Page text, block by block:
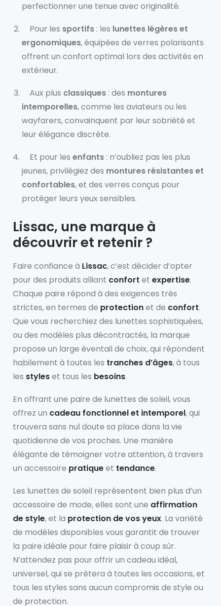
perfectionner une tenue avec originalité.
Pour les sportifs : les lunettes légères et
ergonomiques, équipées de verres polarisants
offrent un confort optimal lors des activités en
extérieur.
Aux plus classiques : des montures
intemporelles, comme les aviateurs ou les
wayfarers, convainquent par leur sobriété et
leur élégance discrète.
Et pour les enfants : n’oubliez pas les plus
jeunes, privilégiez des montures résistantes et
confortables, et des verres conçus pour
protéger leurs yeux sensibles.
Lissac, une marque à
découvrir et retenir ?
Faire confiance à Lissac, c’est décider d’opter
pour des produits alliant confort et expertise.
Chaque paire répond à des exigences très
strictes, en termes de protectionet de confort.
Que vous recherchiez des lunettes sophistiquées,
ou des modèles plus décontractés, la marque
propose un large éventail de choix, qui répondent
habilement à toutes les tranches d’âges, à tous
les styleset tous les besoins.
En offrant une paire de lunettes de soleil, vous
offrez un cadeau fonctionnel et intemporel, qui
trouvera sans nul doute sa place dans la vie
quotidienne de vos proches. Une manière
élégante de témoigner votre attention, à travers
un accessoire pratiqueet tendance.
Les lunettes de soleil représentent bien plus d’un
accessoire de mode, elles sont une affirmation
de style, et la protection de vos yeux. La variété
de modèles disponibles vous garantit de trouver
la paire idéale pour faire plaisir à coup sûr.
N’attendez pas pour offrir un cadeau idéal,
universel, qui se prêtera à toutes les occasions, et
tous les styles sans aucun compromis de style ou
de protection.